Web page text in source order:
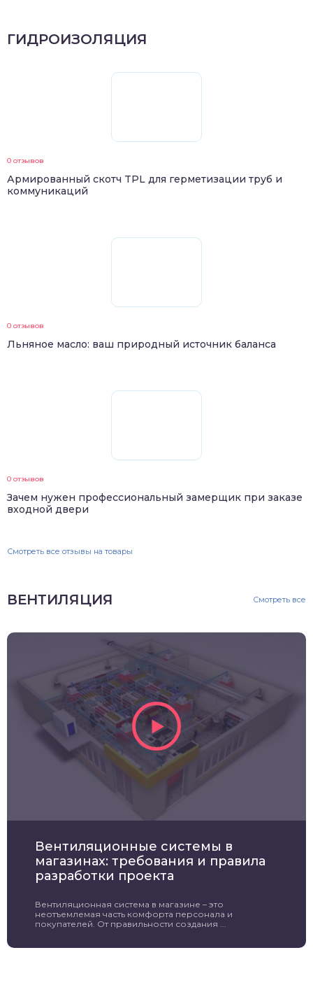
ГИДРОИЗОЛЯЦИЯ
0 отзывов
Армированный скотч TPL для герметизации труб и
коммуникаций
0 отзывов
Льняное масло: ваш природный источник баланса
0 отзывов
Зачем нужен профессиональный замерщик при заказе
входной двери
Смотреть все отзывы на товары
ВЕНТИЛЯЦИЯ Смотреть все
Вентиляционные системы в
магазинах: требования и правила
разработки проекта
Вентиляционная система в магазине – это
неотъемлемая часть комфорта персонала и
покупателей. От правильности создания ...